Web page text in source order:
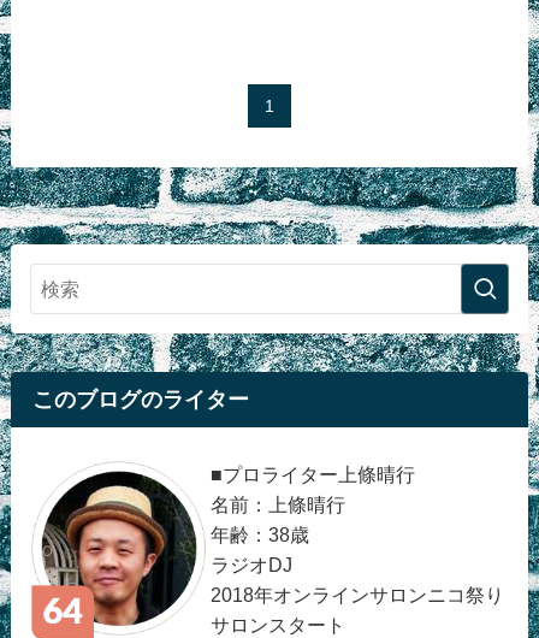
1
このブログのライター
■プロライター上條晴行
名前：上條晴行
年齢：38歳
ラジオDJ
2018年オンラインサロンニコ祭り
サロンスタート